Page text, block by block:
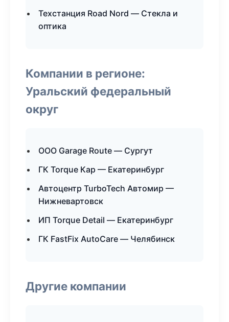
Техстанция Road Nord — Стекла и
оптика
Компании в регионе:
Уральский федеральный
округ
ООО Garage Route — Сургут
ГК Torque Кар — Екатеринбург
Автоцентр TurboTech Автомир —
Нижневартовск
ИП Torque Detail — Екатеринбург
ГК FastFix AutoCare — Челябинск
Другие компании